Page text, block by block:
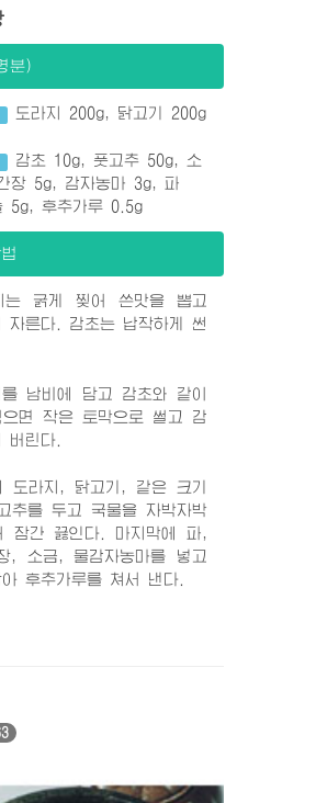
분)
도라지 200g, 닭고기 200g
감초 10g, 풋고추 50g, 소
장 5g, 감자농마 3g, 파
5g, 후추가루 0.5g
는 굵게 찢어 쓴맛을 뽑고
자른다. 감초는 납작하게 썬
남비에 담고 감초와 같이
으면 작은 토막으로 썰고 감
버린다.
도라지, 닭고기, 같은 크기
추를 두고 국물을 자박자박
잠간 끓인다. 마지막에 파,
, 소금, 물감자농마를 넣고
후추가루를 쳐서 낸다.